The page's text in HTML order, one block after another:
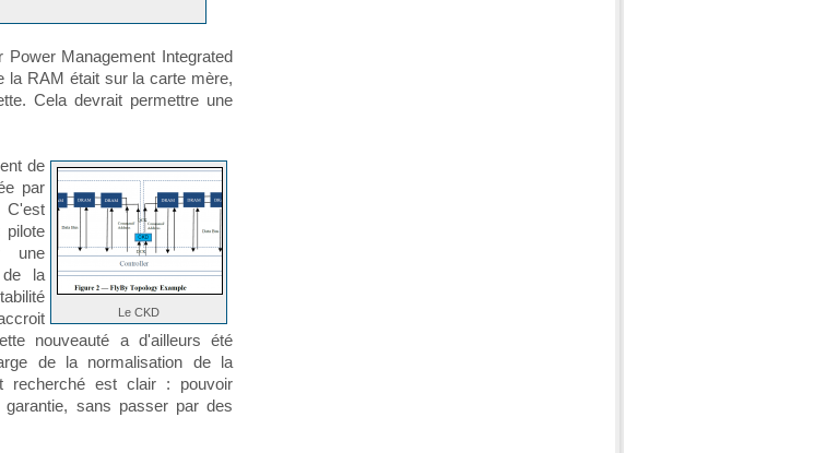
Management Integrated
la RAM était sur la carte mère,
Cela devrait permettre une
Le CKD
de
par
pilote
une
de la
nouveauté a d'ailleurs été
de la normalisation de la
recherché est clair : pouvoir
sans passer par des